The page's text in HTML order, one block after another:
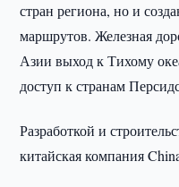
стран региона, но и
маршрутов. Железная
Азии выход к Тихому
доступ к странам
Разработкой и
китайская компания